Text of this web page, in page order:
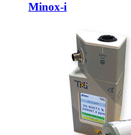
Minox-i